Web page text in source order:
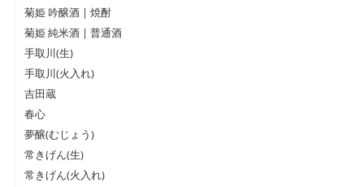
菊姫 吟醸酒 | 焼酎
菊姫 純米酒 | 普通酒
手取川(生)
手取川(火入れ)
吉田蔵
春心
夢醸(むじょう)
常きげん(生)
常きげん(火入れ)